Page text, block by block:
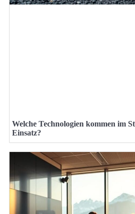
Welche Technologien kommen im
Einsatz?